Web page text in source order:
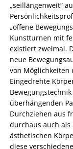
„seillängenweit“
„offene
Kunstturnen mit
existiert zweimal.
neue
von Möglichkeiten
Eingedrehte
überhängenden
Durchziehen aus
durchaus auch als
ästhetischen
diese